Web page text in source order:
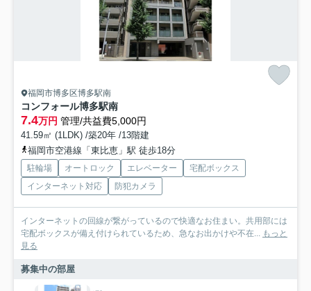
福岡市博多区博多駅南
コンフォール博多駅南
7.4万円 管理/共益費5,000円
41.59㎡ (1LDK) /築20年 /13階建
福岡市空港線「東比恵」駅 徒歩18分
駐輪場 オートロック エレベーター
宅配ボックス
インターネット対応
防犯カメラ
インターネットの回線が繋がっているので快適なお住まい。共用部には
宅配ボックスが備え付けられているため、急なお出かけや不在...
もっと
見る
募集中の部屋